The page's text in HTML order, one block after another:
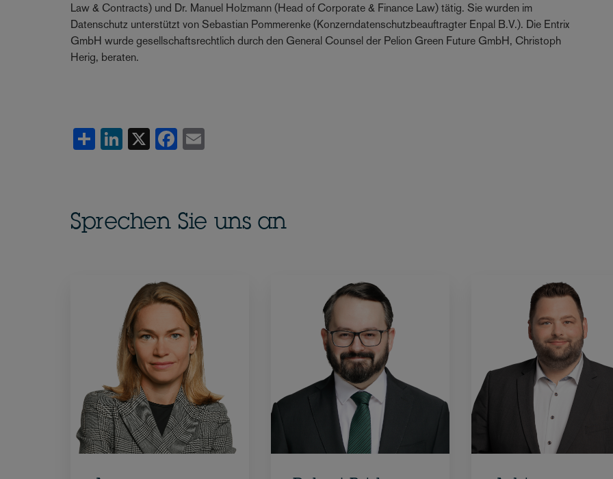
Law & Contracts) und Dr. Manuel Holzmann (Head of Corporate & Finance Law) tätig. Sie wurden im
Datenschutz unterstützt von Sebastian Pommerenke (Konzerndatenschutzbeauftragter Enpal B.V.). Die Entrix
GmbH wurde gesellschaftsrechtlich durch den General Counsel der Pelion Green Future GmbH, Christoph
Herig, beraten.
ShareLinkedIn
X Facebook
Sprechen Sie uns an